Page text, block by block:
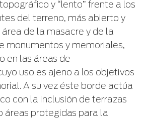
y “lento” frente a los
del terreno, más abierto y
de la masacre y de la
monumentos y memoriales,
en las áreas de
uso es ajeno a los objetivos
A su vez éste borde actúa
con la inclusión de terrazas
áreas protegidas para la